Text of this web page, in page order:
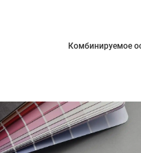
Комбинируемое